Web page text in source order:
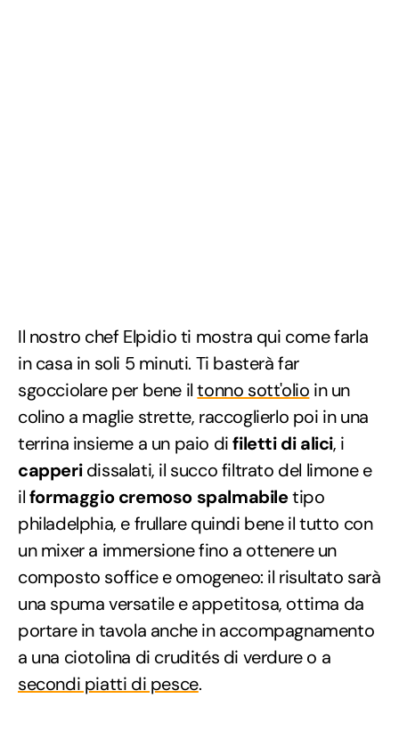
Il nostro chef Elpidio ti mostra qui come farla
in casa in soli 5 minuti. Ti basterà far
sgocciolare per bene iltonno sott'olio in un
colino a maglie strette, raccoglierlo poi in una
terrina insieme a un paio difiletti di alici, i
capperidissalati, il succo filtrato del limone e
ilformaggio cremoso spalmabiletipo
philadelphia, e frullare quindi bene il tutto con
un mixer a immersione fino a ottenere un
composto soffice e omogeneo: il risultato sarà
una spuma versatile e appetitosa, ottima da
portare in tavola anche in accompagnamento
a una ciotolina di crudités di verdure o a
secondi piatti di pesce.